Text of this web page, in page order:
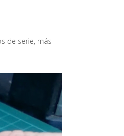
de serie, más